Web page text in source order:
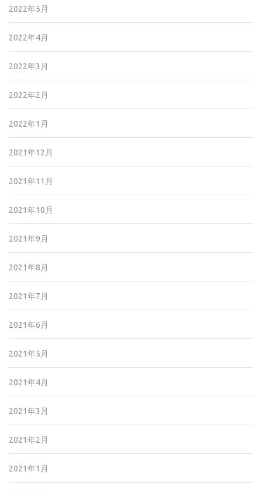
2022年5月
2022年4月
2022年3月
2022年2月
2022年1月
2021年12月
2021年11月
2021年10月
2021年9月
2021年8月
2021年7月
2021年6月
2021年5月
2021年4月
2021年3月
2021年2月
2021年1月